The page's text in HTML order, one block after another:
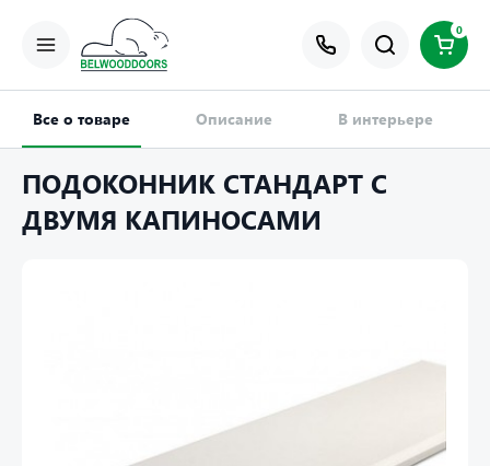
0
Все о товаре Описание В интерьере
ПОДОКОННИК СТАНДАРТ С
ДВУМЯ КАПИНОСАМИ